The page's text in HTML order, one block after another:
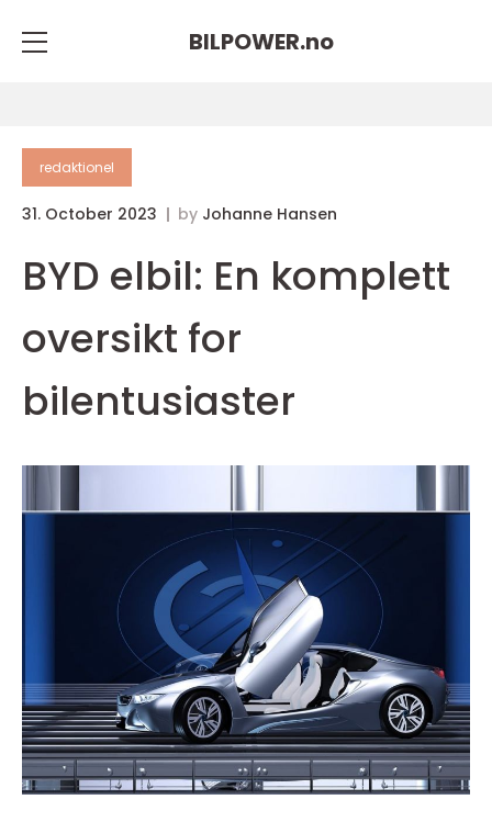
BILPOWER.no
redaktionel
31. October 2023 by Johanne Hansen
BYD elbil: En komplett
oversikt for
bilentusiaster